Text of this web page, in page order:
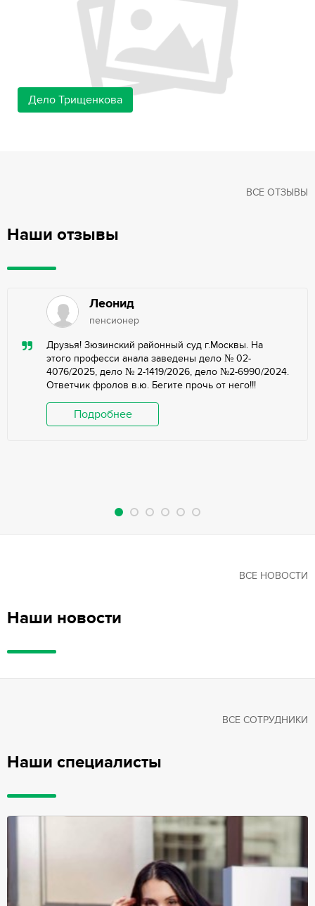
Дело Трищенкова
Наши отзывы
ВСЕ ОТЗЫВЫ
Леонид
пенсионер
Друзья! Зюзинский районный суд г.Москвы. На
этого професси анала заведены дело № 02-
4076/2025, дело № 2-1419/2026, дело №2-6990/2024.
Ответчик фролов в.ю. Бегите прочь от него!!!
Подробнее
Наши новости
ВСЕ НОВОСТИ
Наши специалисты
ВСЕ СОТРУДНИКИ